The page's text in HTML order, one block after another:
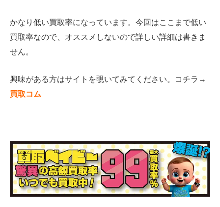
かなり低い買取率になっています。今回はここまで低い
買取率なので、オススメしないので詳しい詳細は書きま
せん。
興味がある方はサイトを覗いてみてください。コチラ→
買取コム